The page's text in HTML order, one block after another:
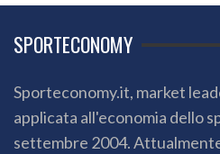
SPORTECONOMY
Sporteconomy.it, market
applicata all'economia dello
settembre 2004.